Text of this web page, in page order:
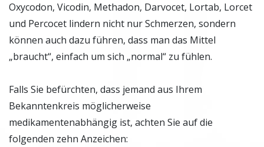
Oxycodon, Vicodin, Methadon, Darvocet, Lortab, Lorcet
und Percocet lindern nicht nur Schmerzen, sondern
können auch dazu führen, dass man das Mittel
„braucht“, einfach um sich „normal“ zu fühlen.
Falls Sie befürchten, dass jemand aus Ihrem
Bekanntenkreis möglicherweise
medikamentenabhängig ist, achten Sie auf die
folgenden zehn Anzeichen: